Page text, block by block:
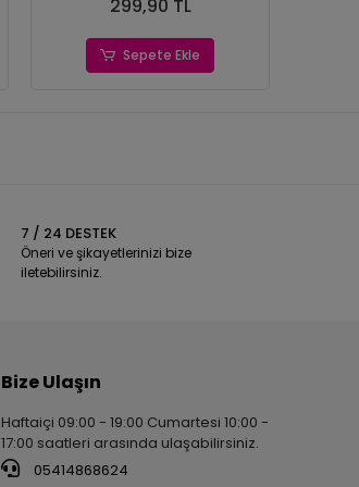
299,90 TL
Sepete Ekle
7 / 24 DESTEK
Öneri ve şikayetlerinizi bize
iletebilirsiniz.
Bize Ulaşın
Haftaiçi 09:00 - 19:00 Cumartesi 10:00 -
17:00 saatleri arasında ulaşabilirsiniz.
05414868624